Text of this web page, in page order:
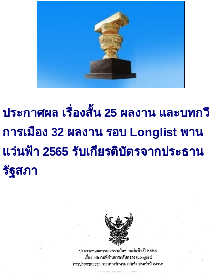
ประกาศผล เรื่องสั้น 25 ผลงาน และบทกวี
การเมือง 32 ผลงาน รอบ Longlist พาน
แว่นฟ้า 2565 รับเกียรติบัตรจากประธาน
รัฐสภา